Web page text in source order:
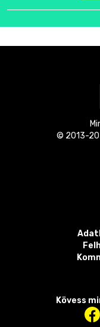
© 2013-
Kövess